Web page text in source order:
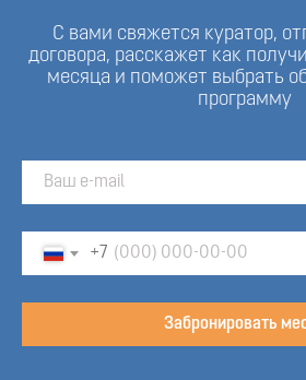
С вами свяжется куратор,
договора, расскажет как
месяца и поможет выбрать
программу
+7
Забронировать